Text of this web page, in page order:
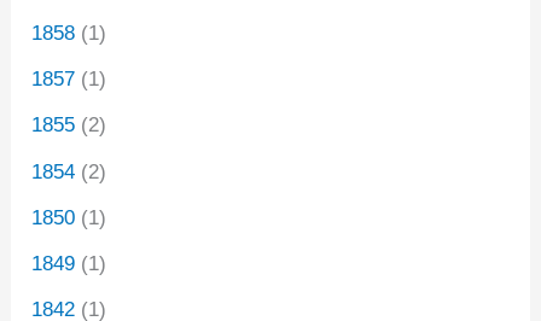
1858 (1)
1857 (1)
1855 (2)
1854 (2)
1850 (1)
1849 (1)
1842 (1)